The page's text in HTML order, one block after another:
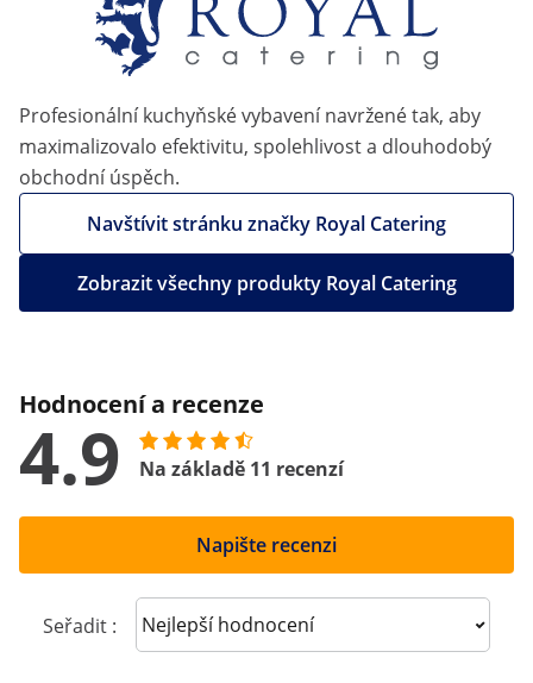
Profesionální kuchyňské vybavení navržené tak, aby
maximalizovalo efektivitu, spolehlivost a dlouhodobý
obchodní úspěch.
Navštívit stránku značky Royal Catering
Zobrazit všechny produkty Royal Catering
Hodnocení a recenze
4.9 Na základě 11 recenzí
Napište recenzi
Seřadit : Sort reviews